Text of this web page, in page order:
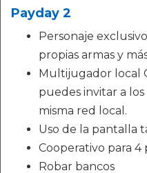
Payday 2
Personaje
propias armas y
Multijugador local
puedes invitar a
misma red local.
Uso de la pantalla
Cooperativo para 4
Robar bancos